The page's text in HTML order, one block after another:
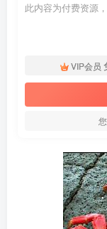
此内容为付费资源
VIP会员